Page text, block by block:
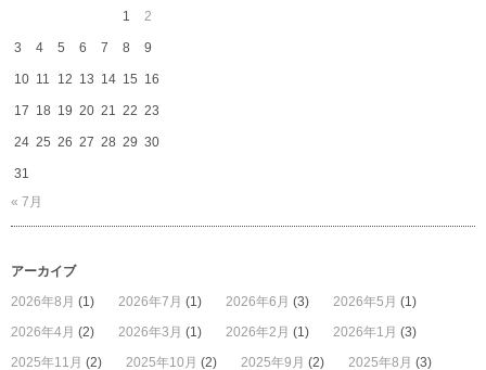
1
2
3 4 5 6 7 8 9
10 11 12 13 14 15 16
17 18 19 20 21 22 23
24 25 26 27 28 29 30
31
« 7月
アーカイブ
2026年8月 (1) 2026年7月 (1) 2026年6月 (3) 2026年5月 (1)
2026年4月 (2) 2026年3月 (1) 2026年2月 (1) 2026年1月 (3)
2025年11月 (2) 2025年10月 (2) 2025年9月 (2) 2025年8月 (3)